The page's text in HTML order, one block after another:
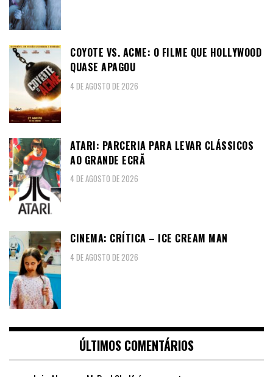
COYOTE VS. ACME: O FILME QUE HOLLYWOOD
QUASE APAGOU
4 DE AGOSTO DE 2026
ATARI: PARCERIA PARA LEVAR CLÁSSICOS
AO GRANDE ECRÃ
4 DE AGOSTO DE 2026
CINEMA: CRÍTICA – ICE CREAM MAN
4 DE AGOSTO DE 2026
ÚLTIMOS COMENTÁRIOS